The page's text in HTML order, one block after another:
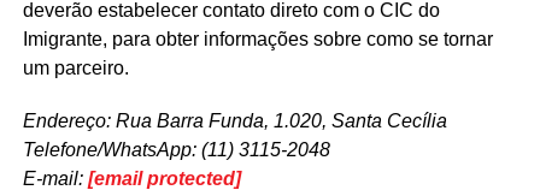
deverão estabelecer contato direto com o CIC do
Imigrante, para obter informações sobre como se tornar
um parceiro.
Endereço: Rua Barra Funda, 1.020, Santa Cecília
Telefone/WhatsApp: (11) 3115-2048
E-mail: [email protected]